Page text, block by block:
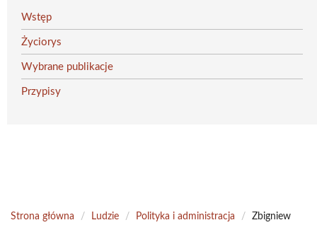
Wstęp
Życiorys
Wybrane publikacje
Przypisy
Strona główna / Ludzie / Polityka i administracja /
Zbigniew